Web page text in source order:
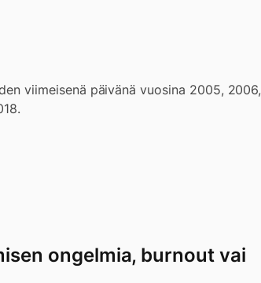
viimeisenä päivänä vuosina 2005, 2006,
ongelmia, burnout vai